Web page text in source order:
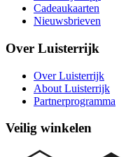
Cadeaukaarten
Nieuwsbrieven
Over Luisterrijk
Over Luisterrijk
About Luisterrijk
Partnerprogramma
Veilig winkelen